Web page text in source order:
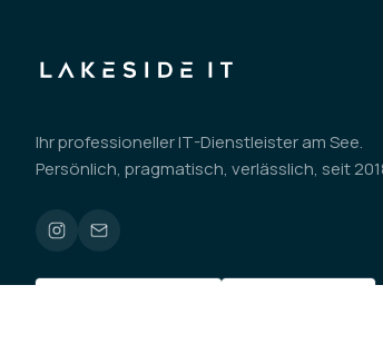
Ihr professioneller IT-Dienstleister am See.
Persönlich, pragmatisch, verlässlich, seit